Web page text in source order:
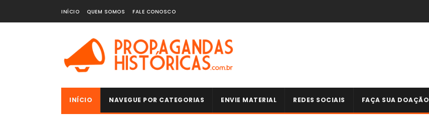
INÍCIO QUEM SOMOS FALE CONOSCO
INÍCIO NAVEGUE POR CATEGORIAS ENVIE MATERIAL REDES SOCIAIS FAÇA SUA DOAÇÃO